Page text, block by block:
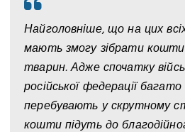
Найголовніше, що на цих
мають змогу зібрати
тварин. Адже спочатку
російської федерації
перебувають у скрутному
кошти підуть до